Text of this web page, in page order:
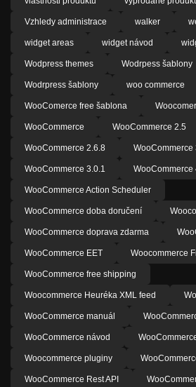
Vzhledy administrace walker
widget areas widget návod
Wodpress themes Wodrpess šablony
Wodrpress šablony woo commerce
WooComerce free šablona
WooCommerce WooCommerce 2.5
WooCommerce 2.6.8 WooCommerce
WooCommerce 3.0.1 WooCommerce
WooCommerce Action Scheduler
WooCommerce doba doručení
WooCommerce doprava zdarma
WooCommerce EET Woocommerce
WooCommerce free shipping
Woocommerce Heuréka XML feed
WooCommerce manuál
WooCommerce návod
Woocommerce pluginy
WooCommerce Rest API